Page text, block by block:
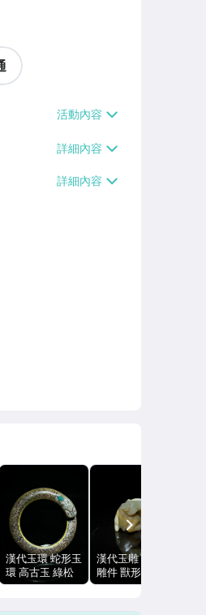
漢代玉環 蛇形玉
環 高古玉 綠松
石鑲嵌 玉質溫潤
漢代玉雕 和田玉
雕件 獸形把件
山料 82.7g 打燈